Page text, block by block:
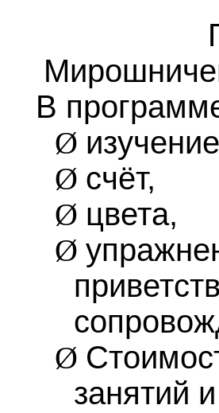
В
Ø
Ø счёт,
Ø цвета,
Ø
Ø
занятий